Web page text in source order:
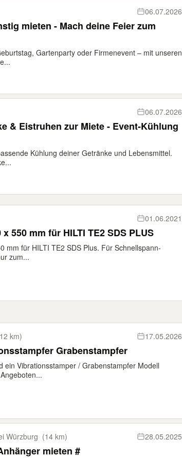
06.07.2026
mieten - Mach deine Feier zum
Gartenparty oder Firmenevent – mit unseren
06.07.2026
& Eistruhen zur Miete - Event-Kühlung
Kühlung deiner Getränke und Lebensmittel.
01.06.2021
550 mm für HILTI TE2 SDS PLUS
mm für HILTI TE2 SDS Plus. Für Schnellspann-
zum...
km) 17.05.2026
Grabenstampfer
ein Vibrationsstamper / Grabenstampfer Modell
Würzburg (14 km) 28.05.2025
mieten #